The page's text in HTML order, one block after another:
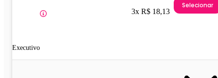
Executivo
3x R$ 18,13
Selecionar